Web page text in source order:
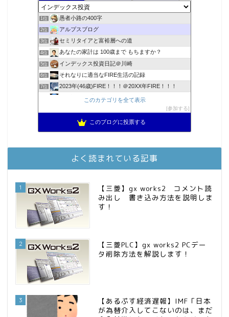
1位 愚者小路の400字
2位 アルプスブログ
3位 セミリタイアと富裕層への道
4位 あなたの家計は 100歳まで もちますか？
5位 インデックス投資日記＠川崎
6位 それなりに適当なFIRE生活の記録
7位 2023年(46歳)FIRE！！！＠20XX年FIRE！！！
3階建ての資産形成
スパコンSEが効率的投資で一家セミリタイアするブログ
11位 お金に困らない生活（インデックス投資ブログ）
MBAのインデックス投資日記
このカテゴリを全て表示
参加する
このブログに投票する
よく読まれている記事
1
【三菱】gx works2 コメント読
み出し 書き込み方法を説明しま
す！
2
【三菱PLC】gx works2 PCデー
タ削除方法を解説します！
3
【あるぷす経済遅報】IMF「日本
が為替介入してこないのは、まだ